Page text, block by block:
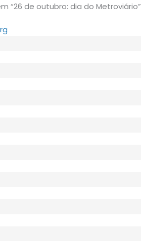
“26 de outubro: dia do Metroviário”